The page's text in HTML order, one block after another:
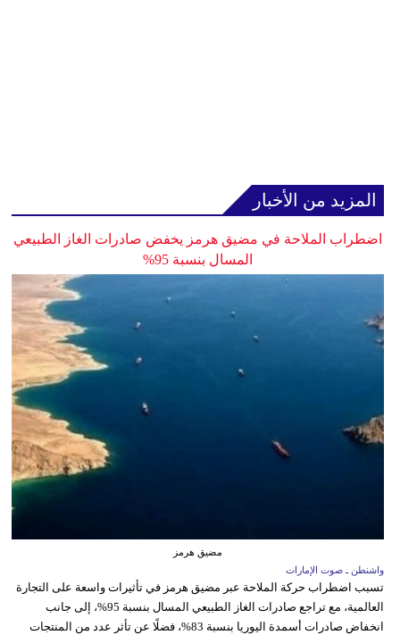
المزيد من الأخبار
اضطراب الملاحة في مضيق هرمز يخفض صادرات الغاز الطبيعي
المسال بنسبة 95%
مضيق هرمز
واشنطن ـ صوت الإمارات
تسبب اضطراب حركة الملاحة عبر مضيق هرمز في تأثيرات واسعة على التجارة
العالمية، مع تراجع صادرات الغاز الطبيعي المسال بنسبة 95%، إلى جانب
انخفاض صادرات أسمدة اليوريا بنسبة 83%، فضلًا عن تأثر عدد من المنتجات